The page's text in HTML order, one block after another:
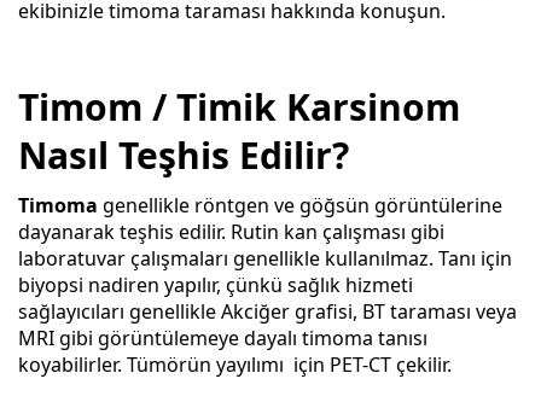
ekibinizle timoma taraması hakkında konuşun.
Timom / Timik Karsinom
Nasıl Teşhis Edilir?
Timoma genellikle röntgen ve göğsün görüntülerine
dayanarak teşhis edilir. Rutin kan çalışması gibi
laboratuvar çalışmaları genellikle kullanılmaz. Tanı için
biyopsi nadiren yapılır, çünkü sağlık hizmeti
sağlayıcıları genellikle Akciğer grafisi, BT taraması veya
MRI gibi görüntülemeye dayalı timoma tanısı
koyabilirler. Tümörün yayılımı için PET-CT çekilir.